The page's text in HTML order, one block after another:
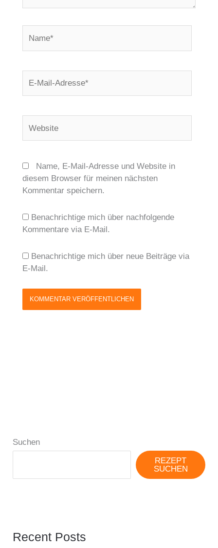
Mail-
Name, E-Mail-Adresse und Website in
diesem Browser für meinen nächsten
Kommentar speichern.
Benachrichtige mich über nachfolgende
Kommentare via E-Mail.
Benachrichtige mich über neue Beiträge via
E-Mail.
Suchen
REZEPT
SUCHEN
Recent Posts